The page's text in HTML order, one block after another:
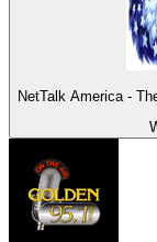
NetTalk America -